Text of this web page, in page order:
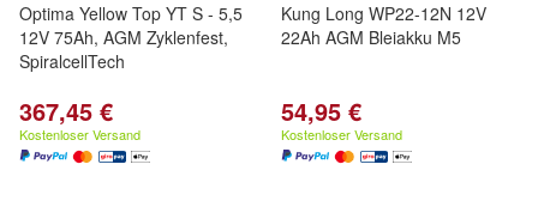
Optima Yellow Top YT S - 5,5
12V 75Ah, AGM Zyklenfest,
SpiralcellTech
367,45 €
Kostenloser Versand
Kung Long WP22-12N 12V
22Ah AGM Bleiakku M5
54,95 €
Kostenloser Versand